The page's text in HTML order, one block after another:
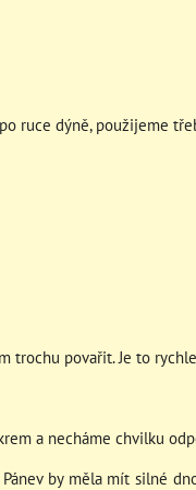
ruce dýně, použijeme
trochu povařit. Je to
a necháme chvilku
by měla mít silné